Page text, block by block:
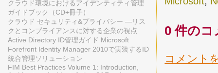
0 件の
コメント
クラウド環境におけるアイデンティティ管理
ガイドブック（CD+冊子）
クラウド セキュリティ&プライバシー ―リス
クとコンプライアンスに対する企業の視点
Active Directory ID管理ガイド Microsoft
Forefront Identity Manager 2010で実装するID
統合管理ソリューション
FIM Best Practices Volume 1: Introduction,